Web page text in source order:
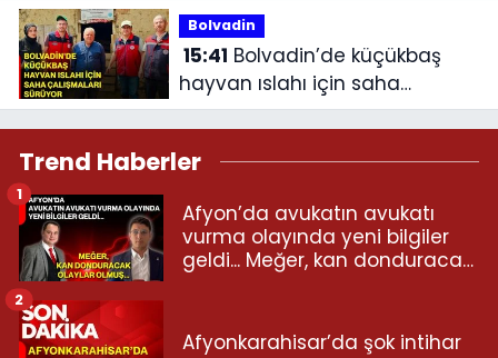
Bolvadin
15:41
hayvan ıslahı için saha
çalışmaları sürüyor
Trend Haberler
Afyon’da avukatın avukatı
vurma olayında yeni bilgiler
geldi... Meğer, kan donduracak
1
Afyonkarahisar’da şok intihar
2